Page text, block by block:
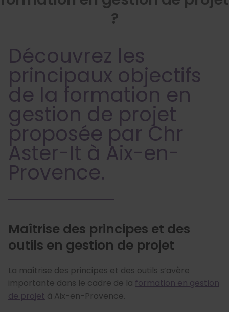
?
Découvrez les
principaux objectifs
de la formation en
gestion de projet
proposée par Chr
Aster-It à Aix-en-
Provence.
Maîtrise des principes et des
outils en gestion de projet
La maîtrise des principes et des outils s’avère
importante dans le cadre de la formation en gestion
de projet à Aix-en-Provence.